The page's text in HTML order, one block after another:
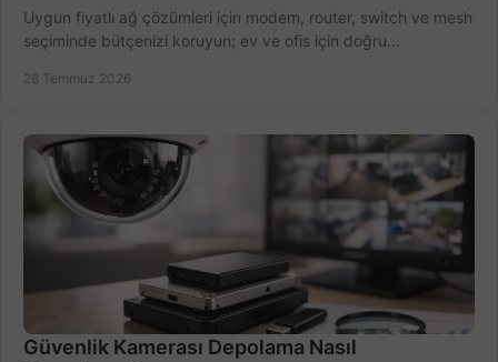
Uygun fiyatlı ağ çözümleri için modem, router, switch ve mesh
seçiminde bütçenizi koruyun; ev ve ofis için doğru
28 Temmuz 2026
Güvenlik Kamerası Depolama Nasıl